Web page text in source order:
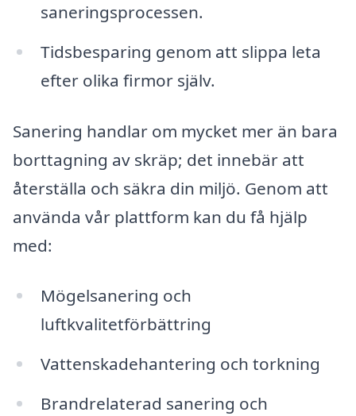
saneringsprocessen.
Tidsbesparing genom att slippa leta
efter olika firmor själv.
Sanering handlar om mycket mer än bara
borttagning av skräp; det innebär att
återställa och säkra din miljö. Genom att
använda vår plattform kan du få hjälp
med:
Mögelsanering och
luftkvalitetförbättring
Vattenskadehantering och torkning
Brandrelaterad sanering och